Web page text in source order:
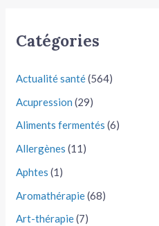
Catégories
Actualité santé(564)
Acupression (29)
Aliments fermentés (6)
Allergènes (11)
Aphtes (1)
Aromathérapie(68)
Art-thérapie(7)